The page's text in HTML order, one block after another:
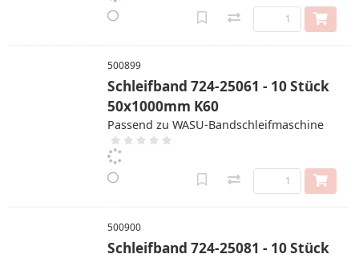
500899
Schleifband 724-25061 - 10 Stück
50x1000mm K60
Passend zu WASU-Bandschleifmaschine
500900
Schleifband 724-25081 - 10 Stück